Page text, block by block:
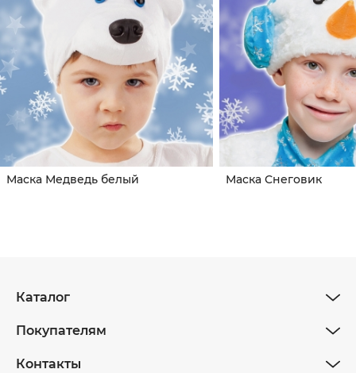
Маска Медведь белый Маска Снеговик
Каталог
Покупателям
Контакты